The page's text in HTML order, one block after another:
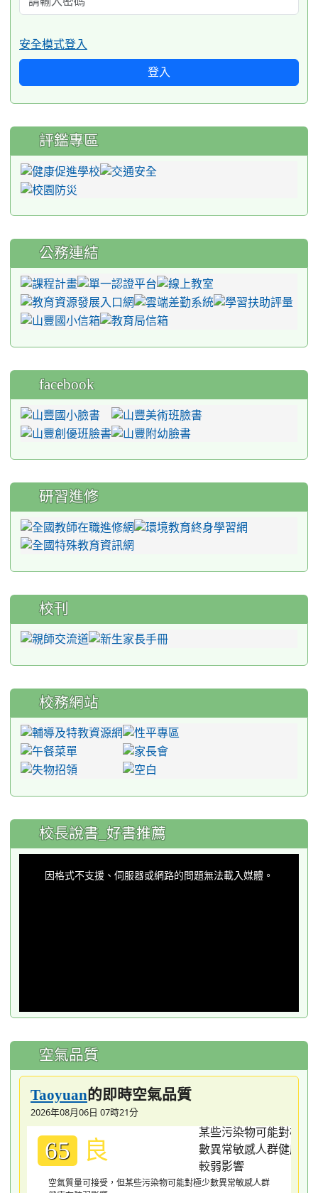
安全模式登入
登入
評鑑專區
公務連結
facebook
研習進修
校刊
校務網站
:::
校長說書_好書推薦
因格式不支援、伺服器或網路的問題無法載入媒體。
空氣品質
Taoyuan的即時空氣品質
2026年08月06日 07時21分
65 良
空氣質量可接受，但某些污染物可能對極少數異常敏感人群